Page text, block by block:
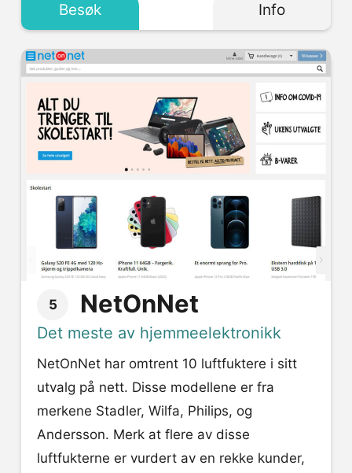
Besøk Info
5 NetOnNet
Det meste av hjemmeelektronikk
NetOnNet har omtrent 10 luftfuktere i sitt
utvalg på nett. Disse modellene er fra
merkene Stadler, Wilfa, Philips, og
Andersson. Merk at flere av disse
luftfukterne er vurdert av en rekke kunder,